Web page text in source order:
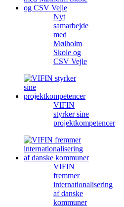
Nyt
samarbejde
med
Mølholm
Skole og
CSV Vejle
VIFIN
styrker sine
projektkompetencer
VIFIN
fremmer
internationalisering
af danske
kommuner